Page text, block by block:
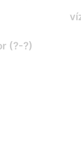
(?-?)